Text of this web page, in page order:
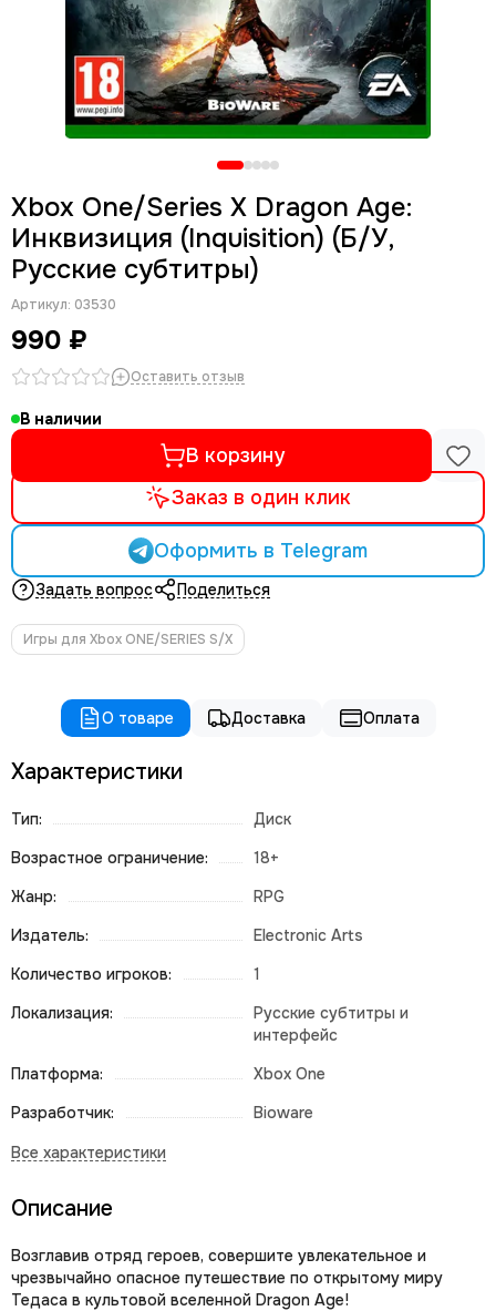
Xbox One/Series X Dragon Age:
Инквизиция (Inquisition) (Б/У,
Русские субтитры)
Артикул: 03530
990 ₽
Оставить отзыв
В наличии
В корзину
Заказ в один клик
Оформить в Telegram
Задать вопрос Поделиться
Игры для Xbox ONE/SERIES S/X
О товаре Доставка Оплата
Характеристики
Тип:
Диск
Возрастное ограничение:
18+
Жанр:
RPG
Издатель:
Electronic Arts
Количество игроков:
1
Локализация:
Русские субтитры и
интерфейс
Платформа:
Xbox One
Разработчик:
Bioware
Описание
Возглавив отряд героев, совершите увлекательное и
чрезвычайно опасное путешествие по открытому миру
Тедаса в культовой вселенной Dragon Age!